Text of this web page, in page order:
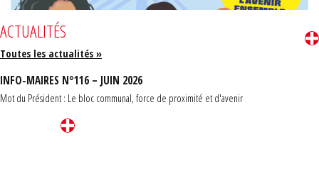
ACTUALITÉS
Toutes les actualités »
INFO-MAIRES N°116 – JUIN 2026
Mot du Président : Le bloc communal, force de proximité et d'avenir